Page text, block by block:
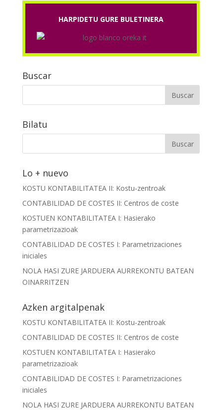
HARPIDETU GURE BULETINERA
Buscar
Bilatu
Lo + nuevo
KOSTU KONTABILITATEA II: Kostu-zentroak
CONTABILIDAD DE COSTES II: Centros de coste
KOSTUEN KONTABILITATEA I: Hasierako
parametrizazioak
CONTABILIDAD DE COSTES I: Parametrizaciones
iniciales
NOLA HASI ZURE JARDUERA AURREKONTU BATEAN
OINARRITZEN
Azken argitalpenak
KOSTU KONTABILITATEA II: Kostu-zentroak
CONTABILIDAD DE COSTES II: Centros de coste
KOSTUEN KONTABILITATEA I: Hasierako
parametrizazioak
CONTABILIDAD DE COSTES I: Parametrizaciones
iniciales
NOLA HASI ZURE JARDUERA AURREKONTU BATEAN